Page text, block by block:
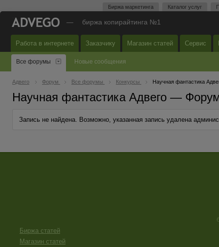
Биржа маркетинга Каталог услуг
— биржа копирайтинга №1
Работа в интернете Заказчику Магазин статей Сервис
Все форумы Новые сообщения
Адвего Форум Все форумы Конкурсы Научная фантастика
Научная фантастика Адвего —
Запись не найдена. Возможно, указанная запись удалена
Биржа статей
Магазин статей